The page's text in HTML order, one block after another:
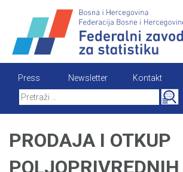
content
Press Newsletter
Kontakt
Search
for:
PRODAJA I OTKUP
POLJOPRIVREDNIH